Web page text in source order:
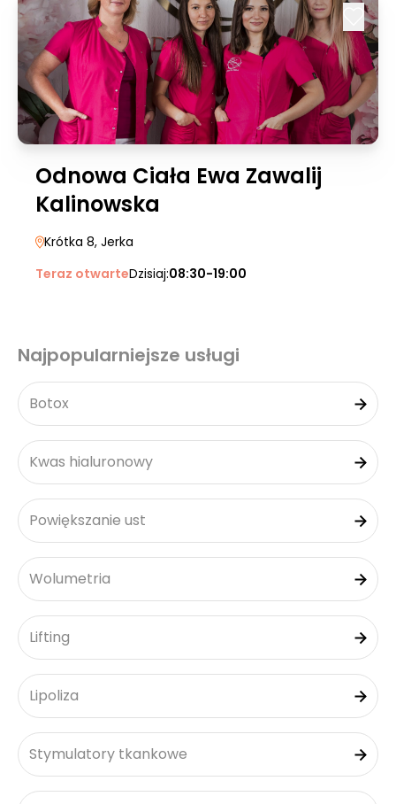
Odnowa Ciała Ewa Zawalij
Kalinowska
Krótka 8, Jerka
Teraz otwarteDzisiaj:08:30-19:00
Najpopularniejsze usługi
Botox
Kwas hialuronowy
Powiększanie ust
Wolumetria
Lifting
Lipoliza
Stymulatory tkankowe